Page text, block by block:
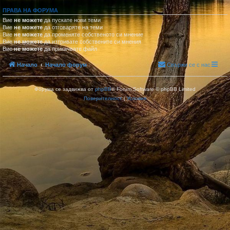
ПРАВА НА ФОРУМА
Вие не можетеда пускате нови теми
Виене можетеда отговаряте на теми
Виене можетеда променяте собственото си мнение
Виене можетеда изтривате собствените си мнения
Виене можетеда прикачвате файл
Начало Начало форум Свържи се с нас
Форума се задвижва от phpBB® Forum Software © phpBB Limited
Поверителност|Условия